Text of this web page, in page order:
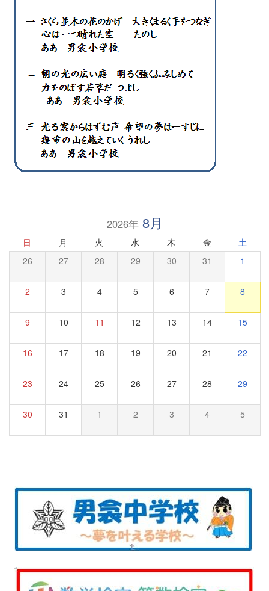
2026年8月
日 月 火 水 木 金 土
26 27 28 29 30 31 1
2 3 4 5 6 7 8
9 10 11 12 13 14 15
16 17 18 19 20 21 22
23 24 25 26 27 28 29
30 31 1 2 3 4 5